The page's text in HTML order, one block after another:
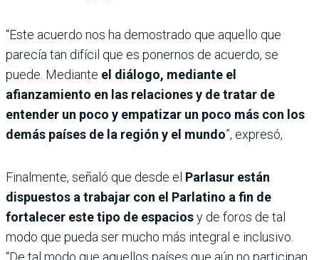
“Este acuerdo nos ha demostrado que aquello que
parecía tan difícil que es ponernos de acuerdo, se
puede. Mediante el diálogo, mediante el
afianzamiento en las relaciones y de tratar de
entender un poco y empatizar un poco más con los
demás países de la región y el mundo”, expresó,
Finalmente, señaló que desde el Parlasur están
dispuestos a trabajar con el Parlatino a fin de
fortalecer este tipo de espaciosy de foros de tal
modo que pueda ser mucho más integral e inclusivo.
“De tal modo que aquellos países que aún no participan